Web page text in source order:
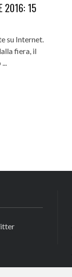
2016: 15
su Internet.
fiera, il